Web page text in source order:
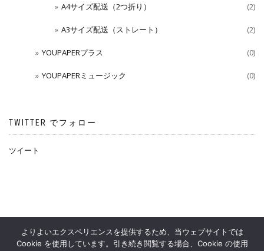
A4サイズ配送（2つ折り） (2)
A3サイズ配送（ストレート） (2)
YOUPAPERプラス (0)
YOUPAPERミュージック (0)
TWITTER でフォロー
ツイート
よりよいエクスペリエンスを提供するため、当ウェブサイトでは
Cookie を使用しています。引き続き閲覧する場合、Cookie の使用